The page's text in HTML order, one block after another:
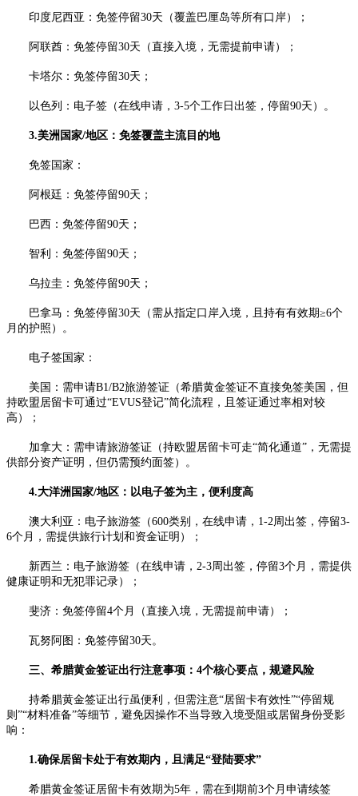
印度尼西亚：免签停留30天（覆盖巴厘岛等所有口岸）；​
阿联酋：免签停留30天（直接入境，无需提前申请）；​
卡塔尔：免签停留30天；​
以色列：电子签（在线申请，3-5个工作日出签，停留90天）。​
3.美洲国家/地区：免签覆盖主流目的地​
免签国家：​
阿根廷：免签停留90天；​
巴西：免签停留90天；​
智利：免签停留90天；​
乌拉圭：免签停留90天；​
巴拿马：免签停留30天（需从指定口岸入境，且持有有效期≥6个
月的护照）。​
电子签国家：​
美国：需申请B1/B2旅游签证（希腊黄金签证不直接免签美国，但
持欧盟居留卡可通过“EVUS登记”简化流程，且签证通过率相对较
高）；​
加拿大：需申请旅游签证（持欧盟居留卡可走“简化通道”，无需提
供部分资产证明，但仍需预约面签）。​
4.大洋洲国家/地区：以电子签为主，便利度高​
澳大利亚：电子旅游签（600类别，在线申请，1-2周出签，停留3-
6个月，需提供旅行计划和资金证明）；​
新西兰：电子旅游签（在线申请，2-3周出签，停留3个月，需提供
健康证明和无犯罪记录）；​
斐济：免签停留4个月（直接入境，无需提前申请）；​
瓦努阿图：免签停留30天。​
三、希腊黄金签证出行注意事项：4个核心要点，规避风险​
持希腊黄金签证出行虽便利，但需注意“居留卡有效性”“停留规
则”“材料准备”等细节，避免因操作不当导致入境受阻或居留身份受影
响：​
1.确保居留卡处于有效期内，且满足“登陆要求”​
希腊黄金签证居留卡有效期为5年，需在到期前3个月申请续签